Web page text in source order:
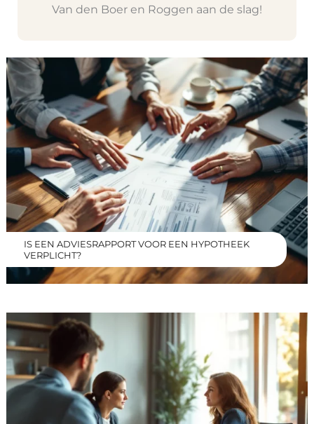
Van den Boer en Roggen aan de slag!
IS EEN ADVIESRAPPORT VOOR EEN HYPOTHEEK
VERPLICHT?